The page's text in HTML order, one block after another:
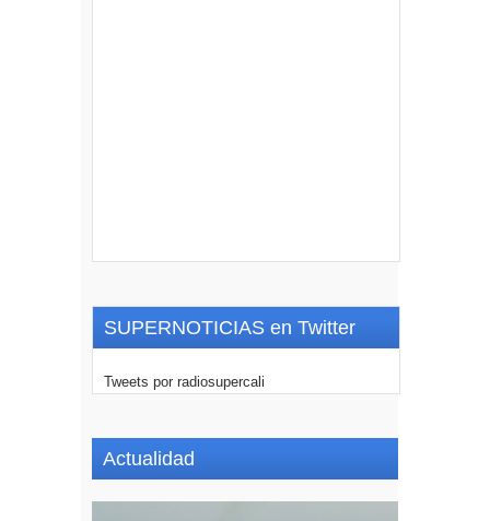
SUPERNOTICIAS en Twitter
Tweets por radiosupercali
Actualidad